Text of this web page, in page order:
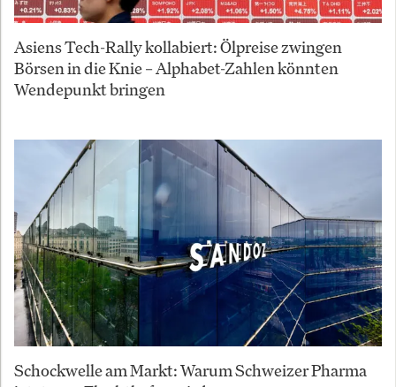
Asiens Tech-Rally kollabiert: Ölpreise zwingen
Börsen in die Knie – Alphabet-Zahlen könnten
Wendepunkt bringen
Schockwelle am Markt: Warum Schweizer Pharma